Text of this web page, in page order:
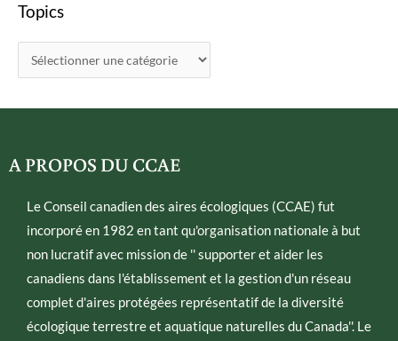
Topics
A PROPOS DU CCAE
Le Conseil canadien des aires écologiques (CCAE) fut
incorporé en 1982 en tant qu'organisation nationale à but
non lucratif avec mission de '' supporter et aider les
canadiens dans l'établissement et la gestion d'un réseau
complet d'aires protégées représentatif de la diversité
écologique terrestre et aquatique naturelles du Canada''. Le